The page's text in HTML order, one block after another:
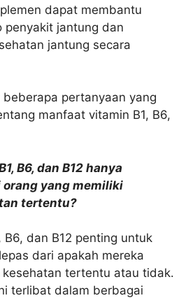
dapat membantu
penyakit jantung dan
jantung secara
pertanyaan yang
manfaat vitamin B1, B6,
B6, dan B12 hanya
yang memiliki
tertentu?
B6, dan B12 penting untuk
dari apakah mereka
kesehatan tertentu atau tidak.
terlibat dalam berbagai